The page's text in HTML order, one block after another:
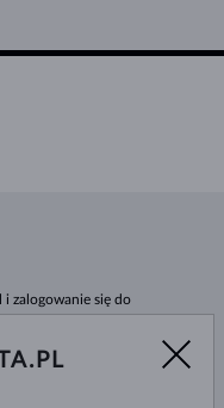
i zalogowanie się do